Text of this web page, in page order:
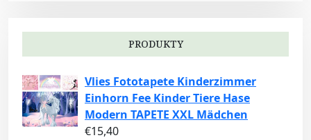
PRODUKTY
Vlies Fototapete Kinderzimmer
Einhorn Fee Kinder Tiere Hase
Modern TAPETE XXL Mädchen
€15,40